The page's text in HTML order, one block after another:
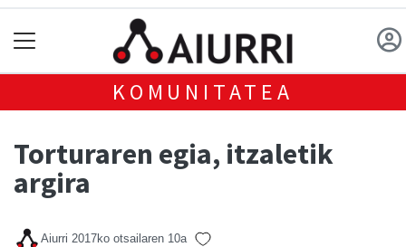
KOMUNITATEA
Torturaren egia, itzaletik
argira
Aiurri 2017ko otsailaren 10a